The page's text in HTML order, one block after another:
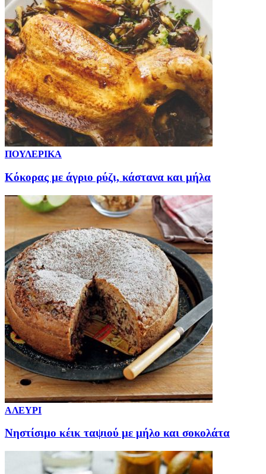
ΠΟΥΛΕΡΙΚΑ
Κόκορας με άγριο ρύζι, κάστανα και μήλα
ΑΛΕΥΡΙ
Νηστίσιμο κέικ ταψιού με μήλο και σοκολάτα